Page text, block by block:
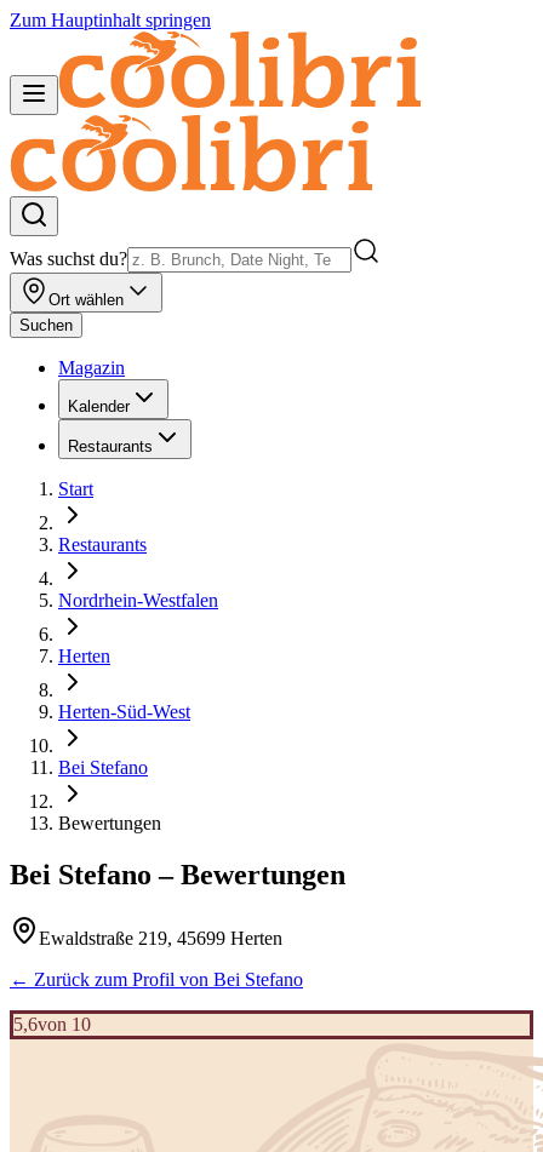
Zum Hauptinhalt springen
Was suchst du?
Ort wählen
Suchen
Magazin
Kalender
Restaurants
Start
Restaurants
Nordrhein-Westfalen
Herten
Herten-Süd-West
Bei Stefano
Bewertungen
Bei Stefano – Bewertungen
Ewaldstraße 219, 45699 Herten
← Zurück zum Profil von Bei Stefano
5,6von 10